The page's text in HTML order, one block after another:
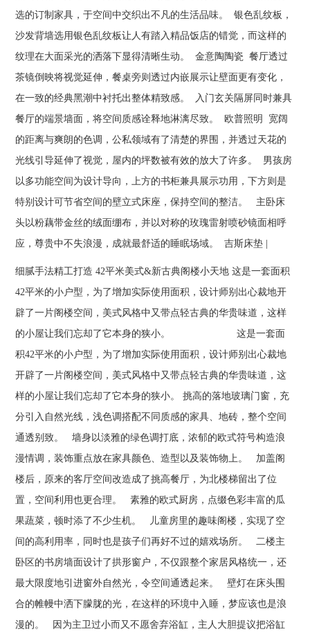
选的订制家具，于空间中交织出不凡的生活品味。 银色乱纹板，
沙发背墙选用银色乱纹板让人有踏入精品饭店的错觉，而这样的
纹理在大面采光的洒落下显得清晰生动。 金意陶陶瓷 餐厅透过
茶镜倒映将视觉延伸，餐桌旁则透过内嵌展示让壁面更有变化，
在一致的经典黑潮中衬托出整体精致感。 入门玄关隔屏同时兼具
餐厅的端景墙面，将空间质感诠释地淋漓尽致。 欧普照明 宽阔
的距离与爽朗的色调，公私领域有了清楚的界围，并透过天花的
光线引导延伸了视觉，屋内的坪数被有效的放大了许多。 男孩房
以多功能空间为设计导向，上方的书柜兼具展示功用，下方则是
特别设计可节省空间的壁立式床座，保持空间的整洁。 主卧床
头以粉藕带金丝的绒面绷布，并以对称的玫瑰雷射喷砂镜面相呼
应，尊贵中不失浪漫，成就最舒适的睡眠场域。 吉斯床垫 |
细腻手法精工打造 42平米美式&新古典阁楼小天地 这是一套面积
42平米的小户型，为了增加实际使用面积，设计师别出心裁地开
辟了一片阁楼空间，美式风格中又带点轻古典的华贵味道，这样
的小屋让我们忘却了它本身的狭小。 这是一套面
积42平米的小户型，为了增加实际使用面积，设计师别出心裁地
开辟了一片阁楼空间，美式风格中又带点轻古典的华贵味道，这
样的小屋让我们忘却了它本身的狭小。 挑高的落地玻璃门窗，充
分引入自然光线，浅色调搭配不同质感的家具、地砖，整个空间
通透别致。 墙身以淡雅的绿色调打底，浓郁的欧式符号构造浪
漫情调，装饰重点放在家具颜色、造型以及装饰物上。 加盖阁
楼后，原来的客厅空间改造成了挑高餐厅，为北楼梯留出了位
置，空间利用也更合理。 素雅的欧式厨房，点缀色彩丰富的瓜
果蔬菜，顿时添了不少生机。 儿童房里的趣味阁楼，实现了空
间的高利用率，同时也是孩子们再好不过的嬉戏场所。 二楼主
卧区的书房墙面设计了拱形窗户，不仅跟整个家居风格统一，还
最大限度地引进窗外自然光，令空间通透起来。 壁灯在床头围
合的帷幔中洒下朦胧的光，在这样的环境中入睡，梦应该也是浪
漫的。 因为主卫过小而又不愿舍弃浴缸，主人大胆提议把浴缸